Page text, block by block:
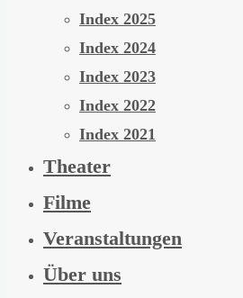
Index 2025
Index 2024
Index 2023
Index 2022
Index 2021
Theater
Filme
Veranstaltungen
Über uns